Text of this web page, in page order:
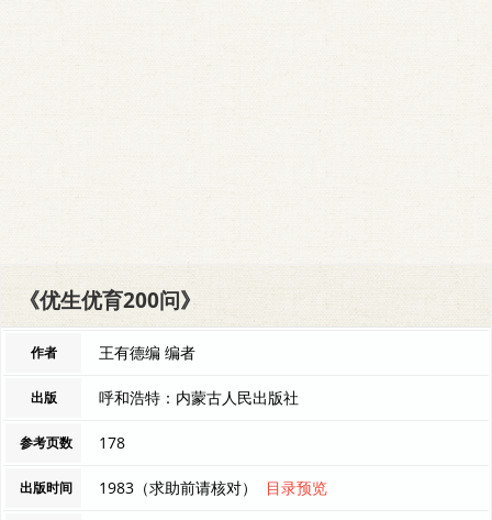
《优生优育200问》
作者 王有德编 编者
出版 呼和浩特：内蒙古人民出版社
参考页数 178
出版时间 1983（求助前请核对） 目录预览